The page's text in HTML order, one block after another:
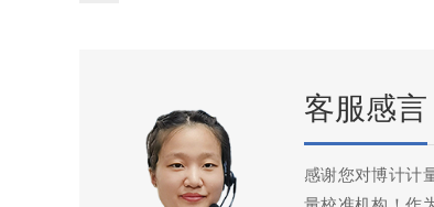
客服感言
感谢您对博计计